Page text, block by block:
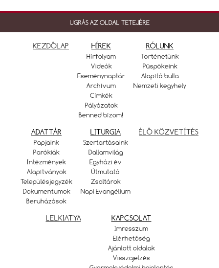
UGRÁS AZ OLDAL TETEJÉRE
KEZDŐLAP HÍREK
Hírfolyam
Videók
Eseménynaptár
Archívum
Címkék
Pályázatok
Benned bízom!
RÓLUNK
Történetünk
Püspökeink
Alapító bulla
Nemzeti kegyhely
ADATTÁR
Papjaink
Parókiák
Intézmények
Alapítványok
Településjegyzék
Dokumentumok
Beruházások
LITURGIA
Szertartásaink
Dallamvilág
Egyházi év
Útmutató
Zsoltárok
Napi Evangélium
ÉLŐ KÖZVETÍTÉS
LELKIATYA KAPCSOLAT
Imresszum
Elérhetőség
Ajánlott oldalak
Visszajelzés